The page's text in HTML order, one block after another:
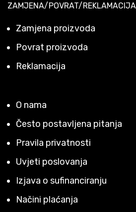
ZAMJENA/POVRAT/REKLAMACIJA
Zamjena proizvoda
Povrat proizvoda
Reklamacija
O nama
Često postavljena pitanja
Pravila privatnosti
Uvjeti poslovanja
Izjava o sufinanciranju
Načini plaćanja